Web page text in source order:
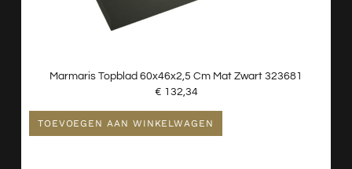
Marmaris Topblad 60x46x2,5 Cm Mat Zwart 323681
€ 132,34
TOEVOEGEN AAN WINKELWAGEN